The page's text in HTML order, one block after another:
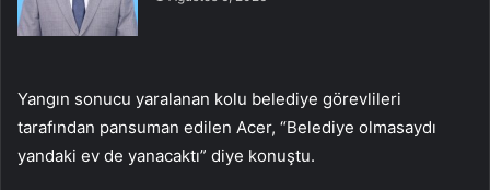
Yangın sonucu yaralanan kolu belediye görevlileri
tarafından pansuman edilen Acer, “Belediye olmasaydı
yandaki ev de yanacaktı” diye konuştu.